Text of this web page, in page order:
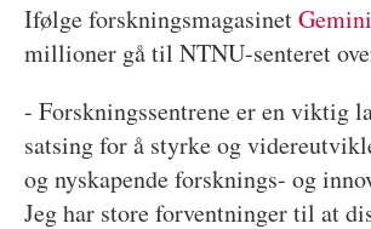
Ifølge forskningsmagasinetGemini
millioner gå til NTNU-senteret
- Forskningssentrene er en viktig
satsing for å styrke og
og nyskapende forsknings- og
Jeg har store forventninger til at